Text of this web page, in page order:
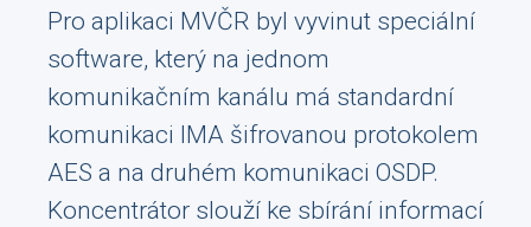
Pro aplikaci MVČR byl vyvinut speciální
software, který na jednom
komunikačním kanálu má standardní
komunikaci IMA šifrovanou protokolem
AES a na druhém komunikaci OSDP.
Koncentrátor slouží ke sbírání informací